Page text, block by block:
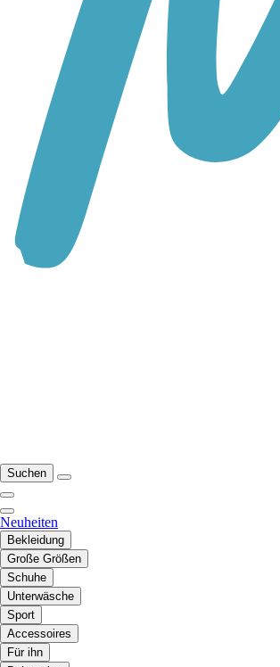
Suchen
Neuheiten
Bekleidung
Große Größen
Schuhe
Unterwäsche
Sport
Accessoires
Für ihn